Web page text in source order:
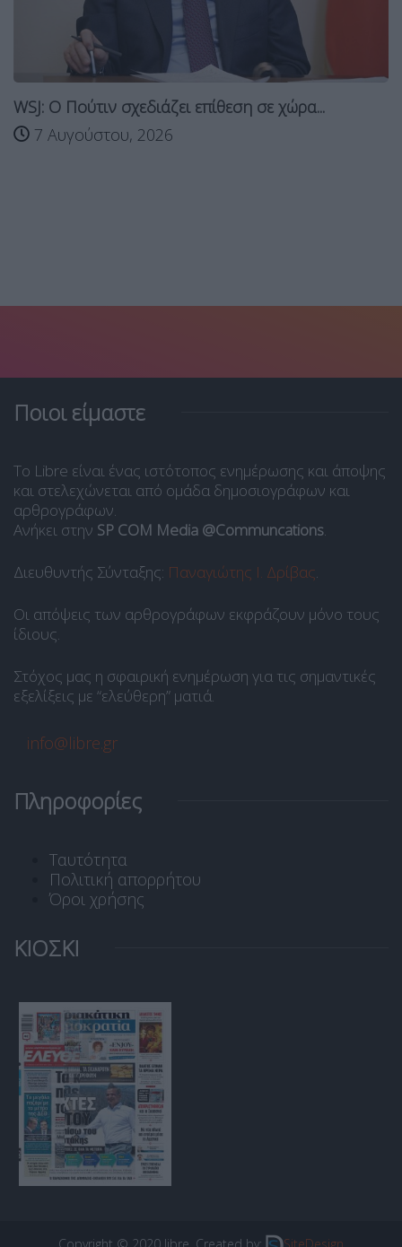
WSJ: Ο Πούτιν σχεδιάζει επίθεση σε χώρα...
7 Αυγούστου, 2026
Ποιοι είμαστε
Το Libre είναι ένας ιστότοπος ενημέρωσης και άποψης
και στελεχώνεται από ομάδα δημοσιογράφων και
αρθρογράφων.
Ανήκει στην SP COM Media @Communcations.
Διευθυντής Σύνταξης: Παναγιώτης Ι. Δρίβας.
Οι απόψεις των αρθρογράφων εκφράζουν μόνο τους
ίδιους.
Στόχος μας η σφαιρική ενημέρωση για τις σημαντικές
εξελίξεις με “ελεύθερη” ματιά.
info@libre.gr
Πληροφορίες
Ταυτότητα
Πολιτική απορρήτου
Όροι χρήσης
ΚΙΟΣΚΙ